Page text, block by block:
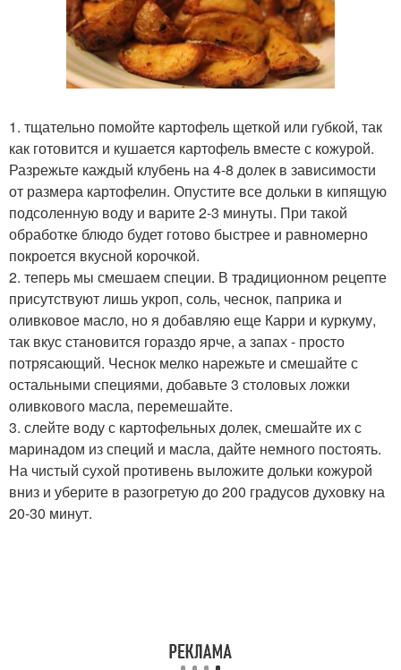
1. тщательно помойте картофель щеткой или губкой, так
как готовится и кушается картофель вместе с кожурой.
Разрежьте каждый клубень на 4-8 долек в зависимости
от размера картофелин. Опустите все дольки в кипящую
подсоленную воду и варите 2-3 минуты. При такой
обработке блюдо будет готово быстрее и равномерно
покроется вкусной корочкой.
2. теперь мы смешаем специи. В традиционном рецепте
присутствуют лишь укроп, соль, чеснок, паприка и
оливковое масло, но я добавляю еще Карри и куркуму,
так вкус становится гораздо ярче, а запах - просто
потрясающий. Чеснок мелко нарежьте и смешайте с
остальными специями, добавьте 3 столовых ложки
оливкового масла, перемешайте.
3. слейте воду с картофельных долек, смешайте их с
маринадом из специй и масла, дайте немного постоять.
На чистый сухой противень выложите дольки кожурой
вниз и уберите в разогретую до 200 градусов духовку на
20-30 минут.